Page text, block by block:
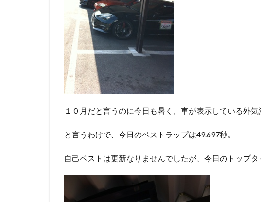
１０月だと言うのに今日も暑く、車が表示している外気
と言うわけで、今日のベストラップは49.697秒。
自己ベストは更新なりませんでしたが、今日のトップタ